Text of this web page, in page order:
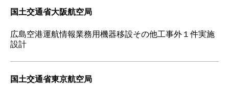
国土交通省大阪航空局
広島空港運航情報業務用機器移設その他工事外１件実施
設計
国土交通省東京航空局